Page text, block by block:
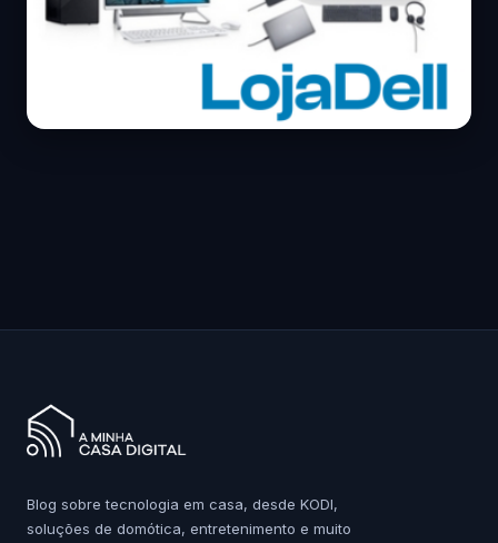
Blog sobre tecnologia em casa, desde KODI,
soluções de domótica, entretenimento e muito